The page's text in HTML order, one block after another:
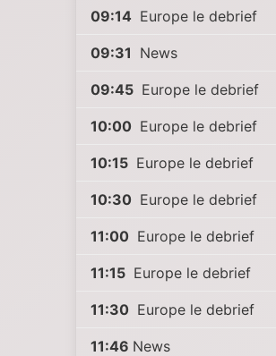
09:14 Europe le debrief
09:31 News
09:45 Europe le debrief
10:00 Europe le debrief
10:15 Europe le debrief
10:30 Europe le debrief
11:00 Europe le debrief
11:15 Europe le debrief
11:30 Europe le debrief
11:46 News